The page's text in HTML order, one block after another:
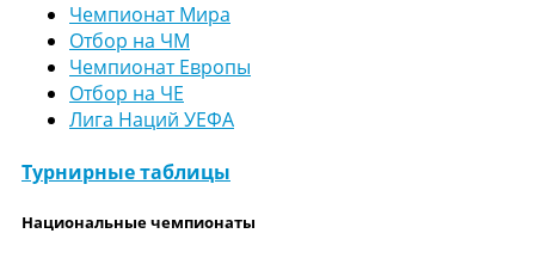
Чемпионат Мира
Отбор на ЧМ
Чемпионат Европы
Отбор на ЧЕ
Лига Наций УЕФА
Турнирные таблицы
Национальные чемпионаты